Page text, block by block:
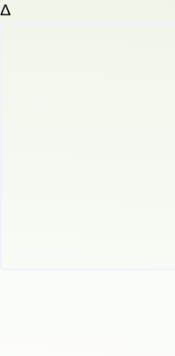
Δ